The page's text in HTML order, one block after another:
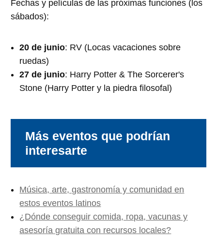
Fechas y películas de las próximas funciones (los
sábados):
20 de junio: RV (Locas vacaciones sobre
ruedas)
27 de junio: Harry Potter & The Sorcerer's
Stone (Harry Potter y la piedra filosofal)
Más eventos que podrían
interesarte
Música, arte, gastronomía y comunidad en
estos eventos latinos
¿Dónde conseguir comida, ropa, vacunas y
asesoría gratuita con recursos locales?